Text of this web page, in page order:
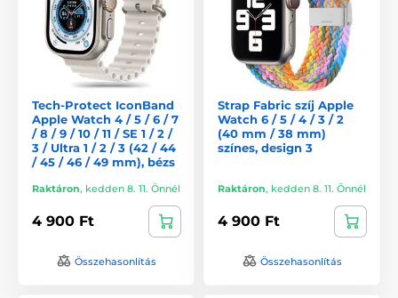
Tech-Protect IconBand
Apple Watch 4 / 5 / 6 / 7
/ 8 / 9 / 10 / 11 / SE 1 / 2 /
3 / Ultra 1 / 2 / 3 (42 / 44
/ 45 / 46 / 49 mm), bézs
Raktáron, kedden 8. 11. Önnél
4 900 Ft
Összehasonlítás
Strap Fabric szíj Apple
Watch 6 / 5 / 4 / 3 / 2
(40 mm / 38 mm)
színes, design 3
Raktáron, kedden 8. 11. Önnél
4 900 Ft
Összehasonlítás